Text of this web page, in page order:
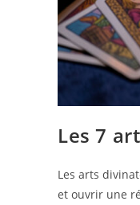
Les 7
Les arts
et ouvrir une